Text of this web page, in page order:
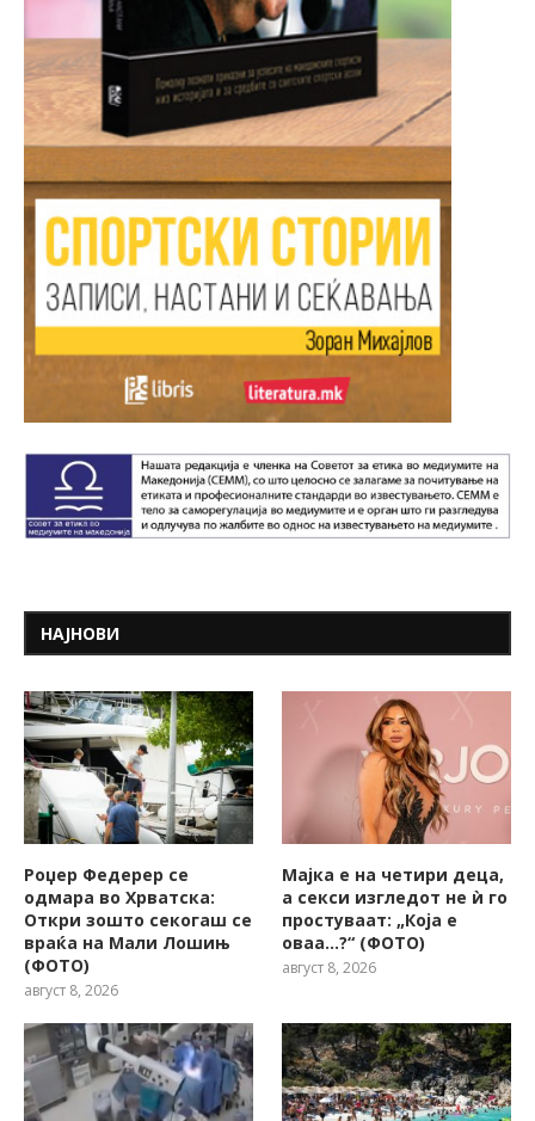
НАЈНОВИ
Роџер Федерер се
одмара во Хрватска:
Откри зошто секогаш се
враќа на Мали Лошињ
(ФОТО)
август 8, 2026
Мајка е на четири деца,
а секси изгледот не ѝ го
простуваат: „Која е
оваа…?“ (ФОТО)
август 8, 2026